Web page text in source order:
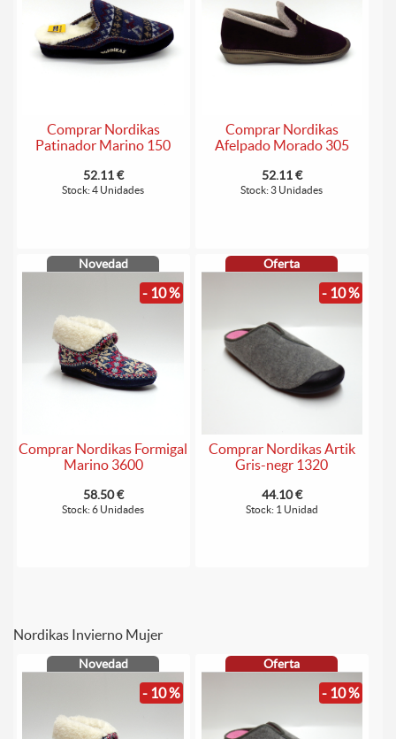
Comprar Nordikas
Patinador Marino 150
52.11 €
Stock: 4 Unidades
Comprar Nordikas
Afelpado Morado 305
52.11 €
Stock: 3 Unidades
Novedad
- 10 %
Comprar Nordikas Formigal
Marino 3600
58.50 €
Stock: 6 Unidades
Oferta
- 10 %
Comprar Nordikas Artik
Gris-negr 1320
44.10 €
Stock: 1 Unidad
Nordikas Invierno Mujer
Novedad
- 10 %
Oferta
- 10 %